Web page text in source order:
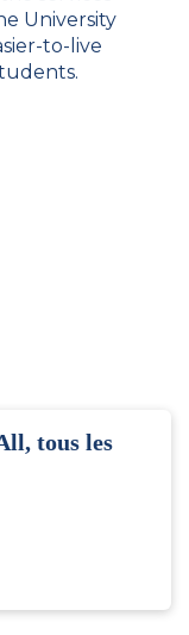
University
to-live
tous les